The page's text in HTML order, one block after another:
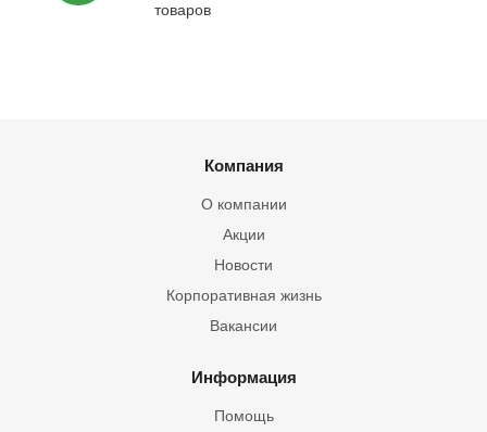
товаров
Компания
О компании
Акции
Новости
Корпоративная жизнь
Вакансии
Информация
Помощь